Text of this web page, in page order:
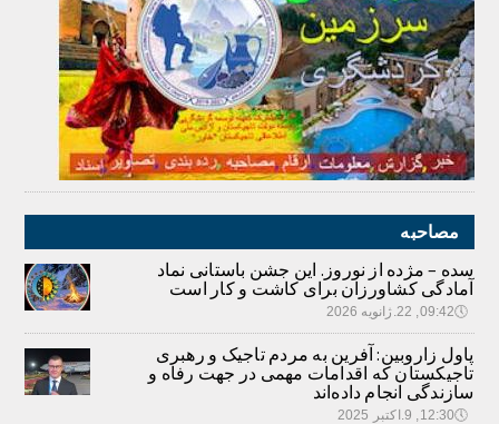
مصاحبه
سده – مژده از نوروز. این جشن باستانی نماد
آمادگی کشاورزان برای کاشت و کار است
🕔09:42, 22.ژانویه 2026
پاول زاروبین: آفرین به مردم تاجیک و رهبری
تاجیکستان که اقدامات مهمی در جهت رفاه و
سازندگی انجام داده‌اند
🕔12:30, 9.اکتبر 2025